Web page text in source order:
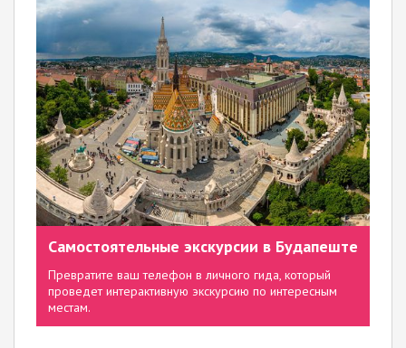
Самостоятельные экскурсии в Будапеште
Превратите ваш телефон в личного гида, который
проведет интерактивную экскурсию по интересным
местам.